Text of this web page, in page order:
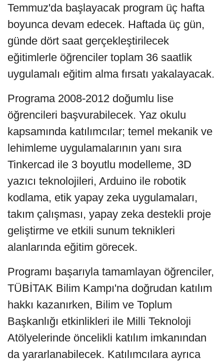
Temmuz'da başlayacak program üç hafta
boyunca devam edecek. Haftada üç gün,
günde dört saat gerçekleştirilecek
eğitimlerle öğrenciler toplam 36 saatlik
uygulamalı eğitim alma fırsatı yakalayacak.
Programa 2008-2012 doğumlu lise
öğrencileri başvurabilecek. Yaz okulu
kapsamında katılımcılar; temel mekanik ve
lehimleme uygulamalarının yanı sıra
Tinkercad ile 3 boyutlu modelleme, 3D
yazıcı teknolojileri, Arduino ile robotik
kodlama, etik yapay zeka uygulamaları,
takım çalışması, yapay zeka destekli proje
geliştirme ve etkili sunum teknikleri
alanlarında eğitim görecek.
Programı başarıyla tamamlayan öğrenciler,
TÜBİTAK Bilim Kampı'na doğrudan katılım
hakkı kazanırken, Bilim ve Toplum
Başkanlığı etkinlikleri ile Milli Teknoloji
Atölyelerinde öncelikli katılım imkanından
da yararlanabilecek. Katılımcılara ayrıca